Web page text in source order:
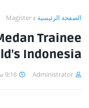
الصفحة الرئيسية Magister
Trainee
Indonesia
Administrator 9:16 ص